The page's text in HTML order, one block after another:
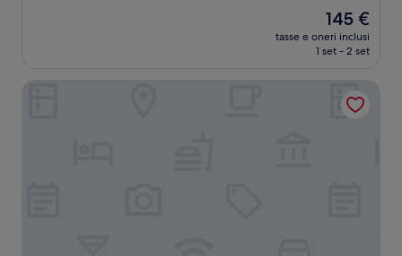
Il
prezzo
attuale
145 €
145 €
tasse e oneri inclusi
1 set - 2 set